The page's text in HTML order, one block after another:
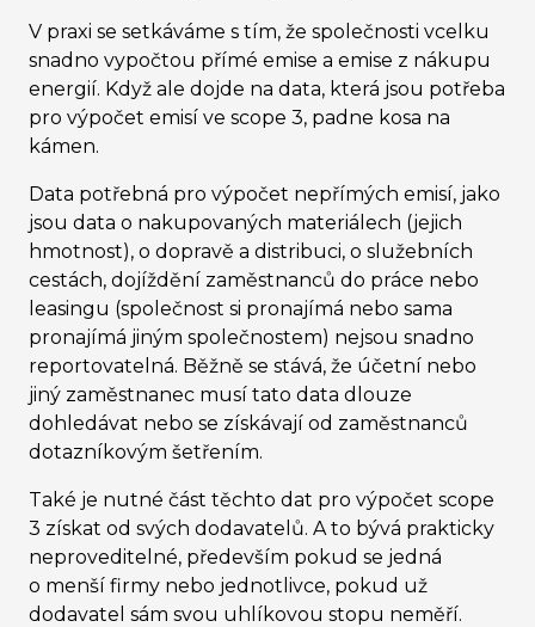
V praxi se setkáváme s tím, že společnosti vcelku
snadno vypočtou přímé emise a emise z nákupu
energií. Když ale dojde na data, která jsou potřeba
pro výpočet emisí ve scope 3, padne kosa na
kámen.
Data potřebná pro výpočet nepřímých emisí, jako
jsou data o nakupovaných materiálech (jejich
hmotnost), o dopravě a distribuci, o služebních
cestách, dojíždění zaměstnanců do práce nebo
leasingu (společnost si pronajímá nebo sama
pronajímá jiným společnostem) nejsou snadno
reportovatelná. Běžně se stává, že účetní nebo
jiný zaměstnanec musí tato data dlouze
dohledávat nebo se získávají od zaměstnanců
dotazníkovým šetřením.
Také je nutné část těchto dat pro výpočet scope
3 získat od svých dodavatelů. A to bývá prakticky
neproveditelné, především pokud se jedná
o menší firmy nebo jednotlivce, pokud už
dodavatel sám svou uhlíkovou stopu neměří.